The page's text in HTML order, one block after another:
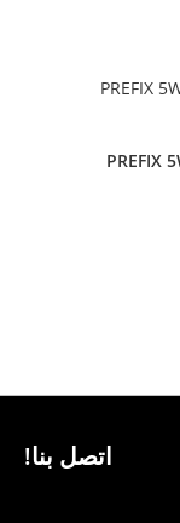
PREFIX
اتصل بنا!